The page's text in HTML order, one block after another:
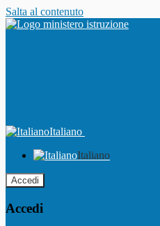
Salta al contenuto
Italiano
Italiano
Accedi
Accedi